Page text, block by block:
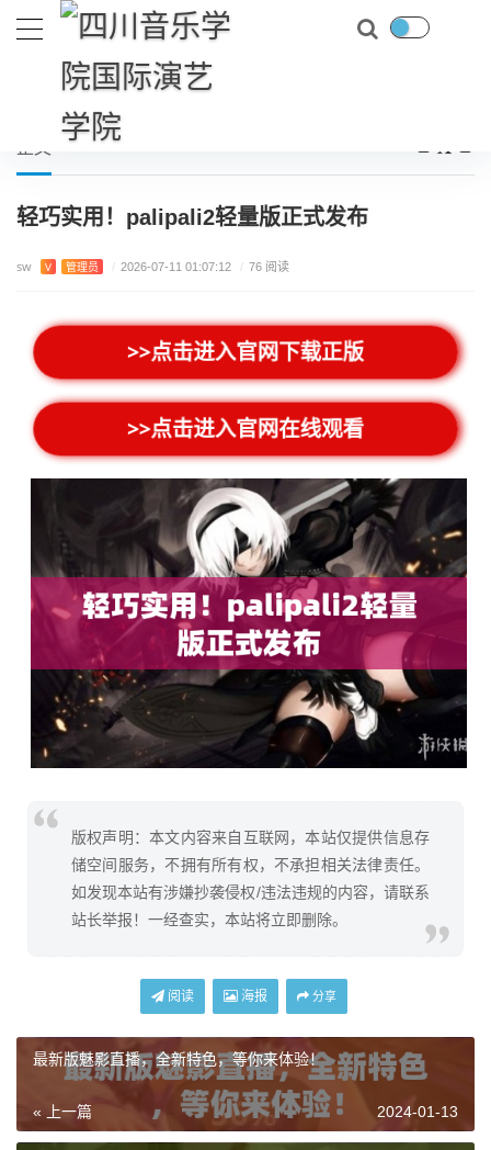
当前位置： 首页 游戏测评
正文
轻巧实用！palipali2轻量版正式发布
sw V 管理员 / 2026-07-11 01:07:12 / 76 阅读
>>点击进入官网下载正版
>>点击进入官网在线观看
版权声明：本文内容来自互联网，本站仅提供信息存
储空间服务，不拥有所有权，不承担相关法律责任。
如发现本站有涉嫌抄袭侵权/违法违规的内容，请联系
站长举报！一经查实，本站将立即删除。
阅读 海报 分享
最新版魅影直播，全新特色，等你来体验！
« 上一篇 2024-01-13